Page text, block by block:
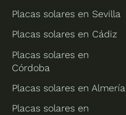
Placas solares en Sevilla
Placas solares en Cádiz
Placas solares en
Córdoba
Placas solares en Almería
Placas solares en